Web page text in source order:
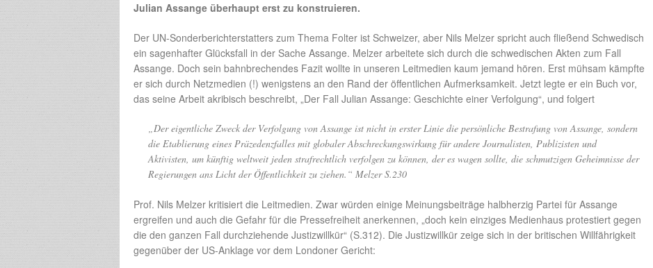
Julian Assange überhaupt erst zu konstruieren.
Der UN-Sonderberichterstatters zum Thema Folter ist Schweizer, aber Nils Melzer spricht auch fließend Schwedisch
ein sagenhafter Glücksfall in der Sache Assange. Melzer arbeitete sich durch die schwedischen Akten zum Fall
Assange. Doch sein bahnbrechendes Fazit wollte in unseren Leitmedien kaum jemand hören. Erst mühsam kämpfte
er sich durch Netzmedien (!) wenigstens an den Rand der öffentlichen Aufmerksamkeit. Jetzt legte er ein Buch vor,
das seine Arbeit akribisch beschreibt, „Der Fall Julian Assange: Geschichte einer Verfolgung“, und folgert
„Der eigentliche Zweck der Verfolgung von Assange ist nicht in erster Linie die persönliche Bestrafung von Assange, sondern
die Etablierung eines Präzedenzfalles mit globaler Abschreckungswirkung für andere Journalisten, Publizisten und
Aktivisten, um künftig weltweit jeden strafrechtlich verfolgen zu können, der es wagen sollte, die schmutzigen Geheimnisse der
Regierungen ans Licht der Öffentlichkeit zu ziehen.“ Melzer S.230
Prof. Nils Melzer kritisiert die Leitmedien. Zwar würden einige Meinungsbeiträge halbherzig Partei für Assange
ergreifen und auch die Gefahr für die Pressefreiheit anerkennen, „doch kein einziges Medienhaus protestiert gegen
die den ganzen Fall durchziehende Justizwillkür“ (S.312). Die Justizwillkür zeige sich in der britischen Willfährigkeit
gegenüber der US-Anklage vor dem Londoner Gericht: